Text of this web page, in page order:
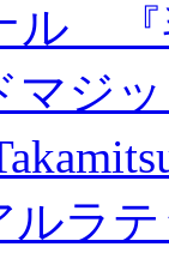
ル 『
マジ
ルラ